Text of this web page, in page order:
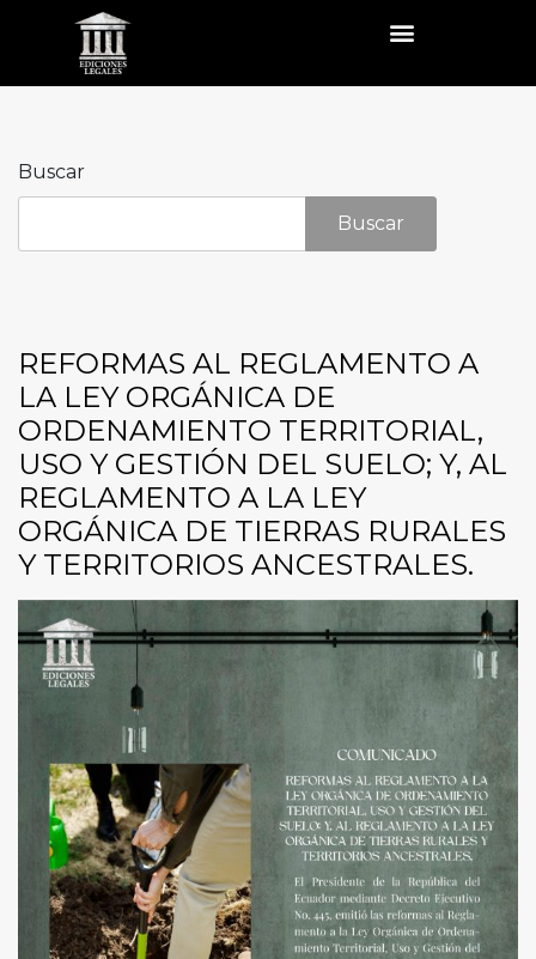
Buscar
Buscar
REFORMAS AL REGLAMENTO A
LA LEY ORGÁNICA DE
ORDENAMIENTO TERRITORIAL,
USO Y GESTIÓN DEL SUELO; Y, AL
REGLAMENTO A LA LEY
ORGÁNICA DE TIERRAS RURALES
Y TERRITORIOS ANCESTRALES.